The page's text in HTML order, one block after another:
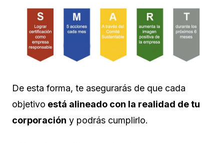
De esta forma, te asegurarás de que cada
objetivo está alineado con la realidad de tu
corporación y podrás cumplirlo.